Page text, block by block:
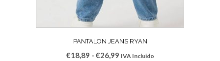
PANTALON JEANS RYAN
€18,89 - €26,99Rango
IVA Incluido